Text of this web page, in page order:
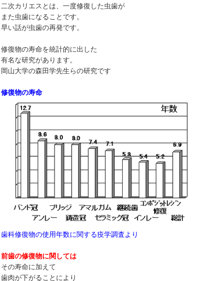
二次カリエスとは、一度修復した虫歯が
また虫歯になることです。
早い話が虫歯の再発です。
修復物の寿命を統計的に出した
有名な研究があります。
岡山大学の森田学先生らの研究です
修復物の寿命
歯科修復物の使用年数に関する疫学調査より
前歯の修復物に関しては
その寿命に加えて
歯肉が下がることにより